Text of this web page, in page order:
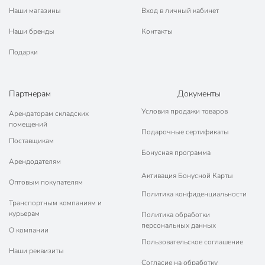
Для посуды применяется полированная нержавеющая сталь,
которая подойдет для газовых, электрических, индукционных
что обеспечивает равномерный, быстрый разогрев, исключает
стойкость к коррозии, перепадам температуры;
универсальность.
Кастрюли с разным объемом комплектуются прозрачными
крышками из ударопрочного стекла.
Формы для выпечки
позволяют готовить домашний хлеб,
пироги, кексы, запеканки и другие блюда в духовых шкафах,
В коллекции «Даникс» можно найти формы из жаропрочного
Наши магазины
Наши бренды
Подарки
Вход в личный кабинет
Контакты
Партнерам
Арендаторам складских
помещений
Поставщикам
Арендодателям
Оптовым покупателям
Транспортным компаниям и
курьерам
О компании
Наши реквизиты
Документы
Условия продажи товаров
Подарочные сертификаты
Бонусная программа
Активация Бонусной Карты
Политика конфиденциальности
Политика обработки
персональных данных
Пользовательское соглашение
Согласие на обработку